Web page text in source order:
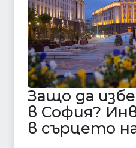
Защо да
в София?
в сърцето